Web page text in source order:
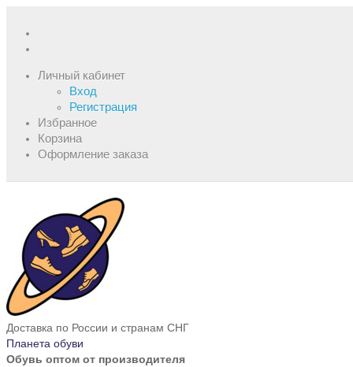
Личный кабинет
Вход
Регистрация
Избранное
Корзина
Оформление заказа
Доставка по России и странам СНГ
Планета обуви
Обувь оптом от производителя